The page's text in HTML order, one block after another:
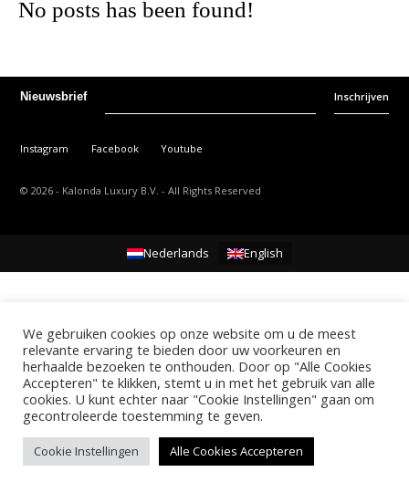
No posts has been found!
Nieuwsbrief Inschrijven
Instagram Facebook Youtube
© 2026 - Kalonda Luxury B.V. - All Rights Reserved
We gebruiken cookies op onze website om u de meest
relevante ervaring te bieden door uw voorkeuren en
herhaalde bezoeken te onthouden. Door op "Alle Cookies
Accepteren" te klikken, stemt u in met het gebruik van alle
cookies. U kunt echter naar "Cookie Instellingen" gaan om
gecontroleerde toestemming te geven.
Cookie Instellingen Alle Cookies Accepteren
Nederlands English